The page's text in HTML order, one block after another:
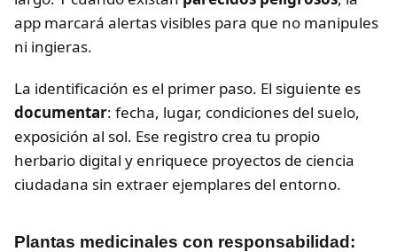
app marcará alertas visibles para que no manipules
ni ingieras.
La identificación es el primer paso. El siguiente es
documentar: fecha, lugar, condiciones del suelo,
exposición al sol. Ese registro crea tu propio
herbario digital y enriquece proyectos de ciencia
ciudadana sin extraer ejemplares del entorno.
Plantas medicinales con responsabilidad: